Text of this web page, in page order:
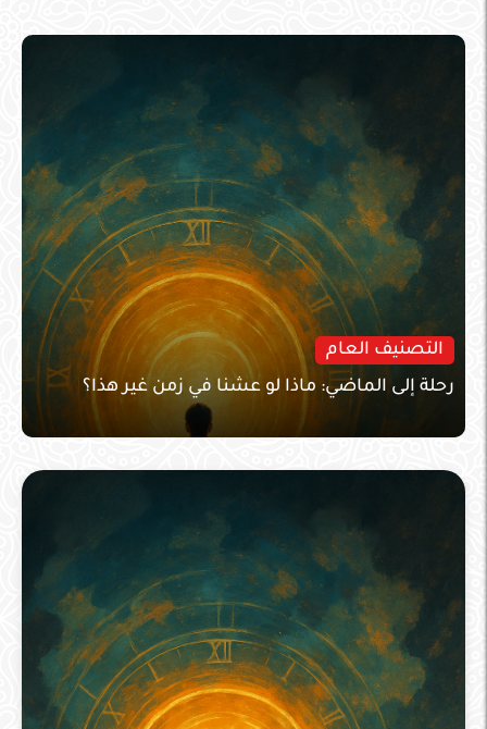
التصنيف العام
رحلة إلى الماضي: ماذا لو عشنا في زمن غير هذا؟